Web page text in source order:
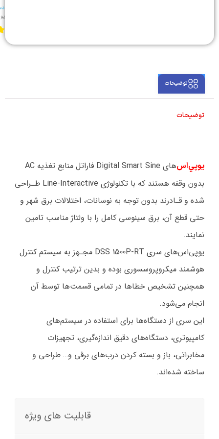
توضیحات
توضیحات
يوپي‌اس‌
های Digital Smart Sine فاراتل منابع تغذيه AC
بدون وقفه هستند که با تكنولوژي Line-Interactive طـراحي
شده و قـادرند بدون توجه به نوسانات، اختلالات برق شهر و
حتی قطع آن، برق سینوسی کامل را با ولتاژ مناسب تامین
نمایند.
يوپي‌اس‌های سری DSS 1500P-RT مجـهز به سيستم كنترل
هوشمند ميكروپروسسوري بوده و بدین ترتیب كنترل و
همچنین تشخیص خطاها در تمامی قسمت‌ها توسط آن
انجام مي‌شود.
این سری از دستگاه‌ها برای استفاده در سيستم‌هاي
كامپيوتري، دستگاه‌هاي دقيق اندازه‌گيري، تجهيزات
مخابراتي، باز و بسته کردن درب‌های برقی و… طراحی و
ساخته شده‌اند.
قابلیت های ویژه